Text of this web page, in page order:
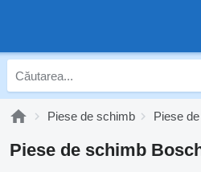
Piese de schimb Piese
Piese de schimb